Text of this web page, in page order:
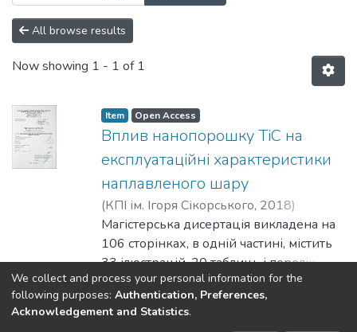
All browse results
Now showing 1 - 1 of 1
Item Open Access
Вплив нанопорошку TiC на
експлуатаційні характеристики
наплавленого шару
(КПІ ім. Ігоря Сікорського, 2018)
Новіков, Ілля Сергійович ;Степанов,
Денис Володимирович
Магістерська дисертація викладена на
106 сторінках, в одній частині, містить
33 ілюстрацій, 20 таблиць і перелік
посилань, що складається із 49 джерел.
Об’єкт дослідження – дугове
наплавлення з введенням нанопорошку
Show more
We collect and process your personal information for the
following purposes: Authentication, Preferences,
Acknowledgement and Statistics.